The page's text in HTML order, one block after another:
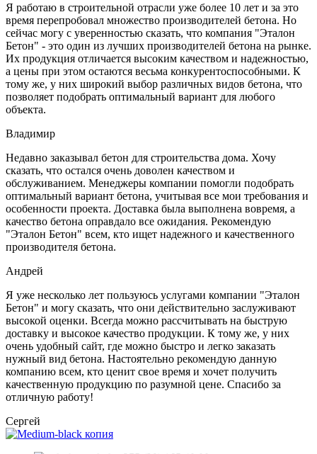
Я работаю в строительной отрасли уже более 10 лет и за это
время перепробовал множество производителей бетона. Но
сейчас могу с уверенностью сказать, что компания "Эталон
Бетон" - это один из лучших производителей бетона на рынке.
Их продукция отличается высоким качеством и надежностью,
а цены при этом остаются весьма конкурентоспособными. К
тому же, у них широкий выбор различных видов бетона, что
позволяет подобрать оптимальный вариант для любого
объекта.
Владимир
Недавно заказывал бетон для строительства дома. Хочу
сказать, что остался очень доволен качеством и
обслуживанием. Менеджеры компании помогли подобрать
оптимальный вариант бетона, учитывая все мои требования и
особенности проекта. Доставка была выполнена вовремя, а
качество бетона оправдало все ожидания. Рекомендую
"Эталон Бетон" всем, кто ищет надежного и качественного
производителя бетона.
Андрей
Я уже несколько лет пользуюсь услугами компании "Эталон
Бетон" и могу сказать, что они действительно заслуживают
высокой оценки. Всегда можно рассчитывать на быструю
доставку и высокое качество продукции. К тому же, у них
очень удобный сайт, где можно быстро и легко заказать
нужный вид бетона. Настоятельно рекомендую данную
компанию всем, кто ценит свое время и хочет получить
качественную продукцию по разумной цене. Спасибо за
отличную работу!
Сергей